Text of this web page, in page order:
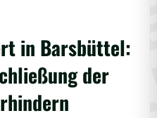
in Barsbüttel:
der